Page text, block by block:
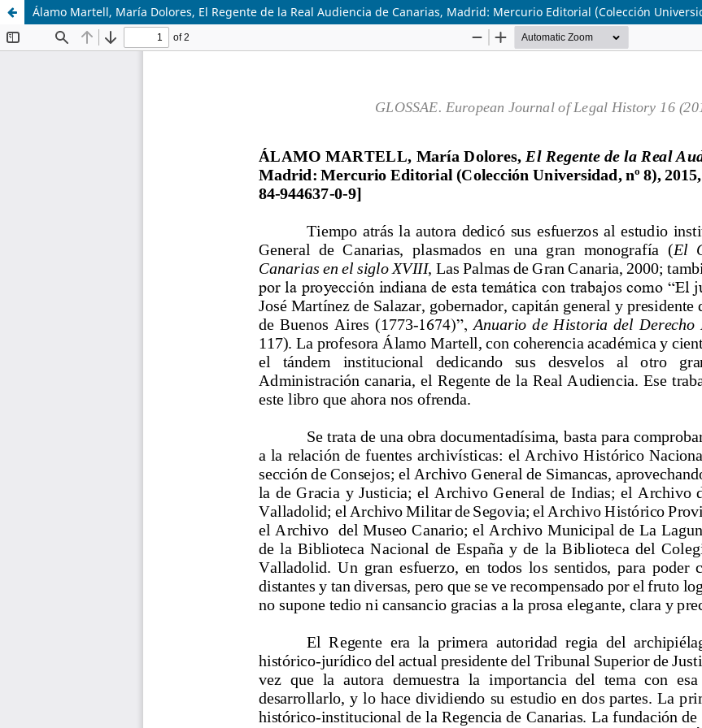
Álamo Martell, María Dolores, El Regente de la Real Audiencia de Canarias, Madrid: Mercurio Editorial (Colección